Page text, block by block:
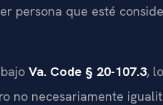
persona que esté
Va. Code § 20-107.3,
no necesariamente